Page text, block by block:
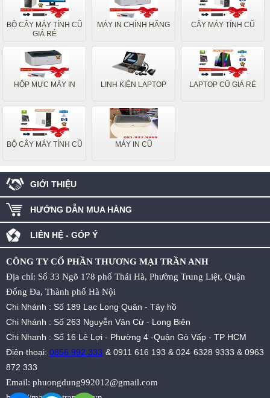
BỘ CÂY MÁY TÍNH CŨ
GIÁ RẺ
MÁY IN CHÍNH HÃNG CÂY MÁY TÍNH CŨ
HỘP MỰC MÁY IN LINH KIỆN LAPTOP LAPTOP CŨ GIÁ RẺ
BỘ CÂY MÁY TÍNH CŨ MÁY IN CŨ
GIỚI THIỆU
HƯỚNG DẪN MUA HÀNG
LIÊN HỆ - GÓP Ý
CÔNG TY CỔ PHẦN THƯƠNG MẠI TRẦN ANH
Địa chỉ: Số 33 Ngõ 178 phố Thái Hà, Phường Trung Liệt, Quận
Đống Đa, Thành phố Hà Nội
Chi Nhánh : Số 189 Lạc Long Quân - Tây hồ
Chi Nhánh : Số 263 Nguyễn Văn Cừ - Long Biên
Chi Nhanh : Số 16 Lê Lợi - Phường 4 -Quận Gò Vấp - TP HCM
Điện thoại:0856.992.333 & 0911 616 193 &024 6328 9333 &0963
872 333
Email: phuongdung992012@gmail.com